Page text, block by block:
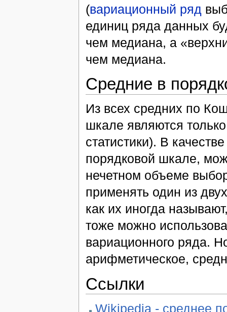
(вариационный ряд
единиц ряда данных
чем медиана, а
чем медиана.
Средние в
Из всех средних по
шкале являются
статистики). В
порядковой шкале,
нечетном объеме
применять один из
как их иногда
тоже можно
вариационного ряда.
арифметическое,
Ссылки
Wikipedia - среднее